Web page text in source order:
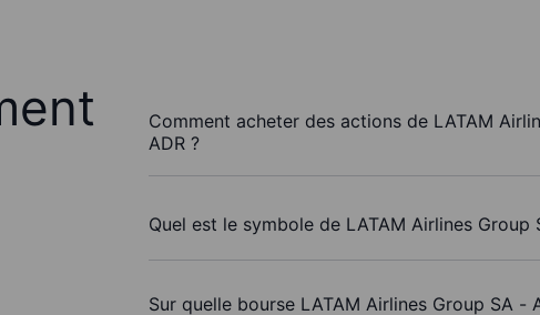
Comment acheter des actions de LATAM
ADR ?
Quel est le symbole de LATAM Airlines Group
Sur quelle bourse LATAM Airlines Group SA -